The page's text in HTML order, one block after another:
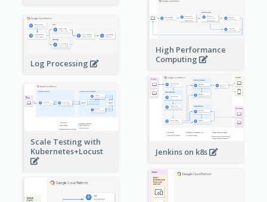
High Performance
Computing
Log Processing
Jenkins on k8s
Scale Testing with
Kubernetes+Locust